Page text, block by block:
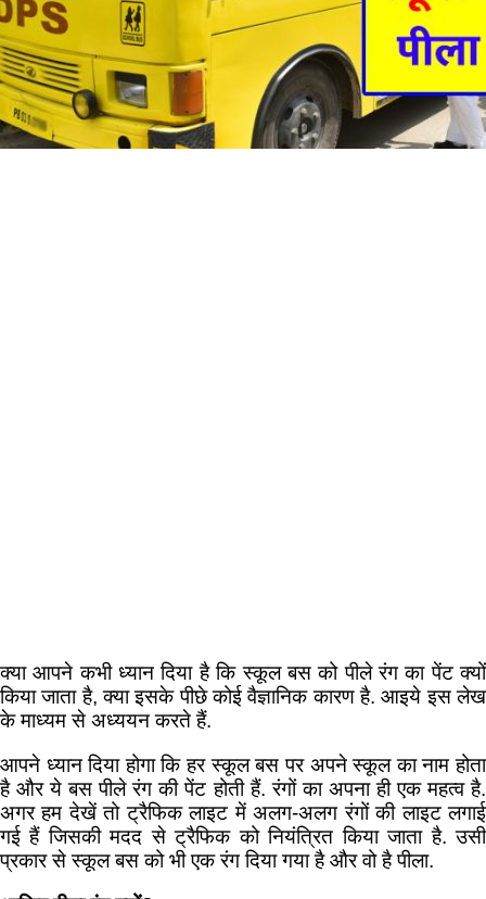
क्या आपने कभी ध्यान दिया है कि स्कूल बस को पीले रंग का पेंट क्यों
किया जाता है, क्या इसके पीछे कोई वैज्ञानिक कारण है. आइये इस लेख
के माध्यम से अध्ययन करते हैं.
आपने ध्यान दिया होगा कि हर स्कूल बस पर अपने स्कूल का नाम होता
है और ये बस पीले रंग की पेंट होती हैं. रंगों का अपना ही एक महत्व है.
अगर हम देखें तो ट्रैफिक लाइट में अलग-अलग रंगों की लाइट लगाई
गई हैं जिसकी मदद से ट्रैफिक को नियंत्रित किया जाता है. उसी
प्रकार से स्कूल बस को भी एक रंग दिया गया है और वो है पीला.